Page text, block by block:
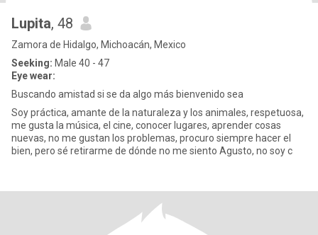
Lupita, 48
Zamora de Hidalgo, Michoacán, Mexico
Seeking: Male 40 - 47
Eye wear:
Buscando amistad si se da algo más bienvenido sea
Soy práctica, amante de la naturaleza y los animales, respetuosa,
me gusta la música, el cine, conocer lugares, aprender cosas
nuevas, no me gustan los problemas, procuro siempre hacer el
bien, pero sé retirarme de dónde no me siento Agusto, no soy c